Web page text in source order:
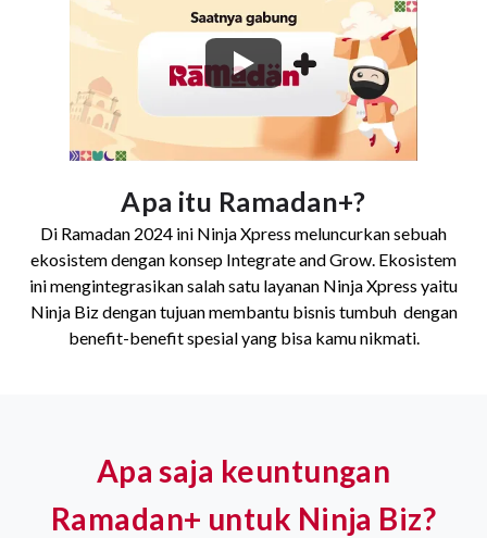
Apa itu Ramadan+?
Di Ramadan 2024 ini Ninja Xpress meluncurkan sebuah
ekosistem dengan konsep Integrate and Grow. Ekosistem
ini mengintegrasikan salah satu layanan Ninja Xpress yaitu
Ninja Biz dengan tujuan membantu bisnis tumbuh dengan
benefit-benefit spesial yang bisa kamu nikmati.
Apa saja keuntungan
Ramadan+ untuk Ninja Biz?